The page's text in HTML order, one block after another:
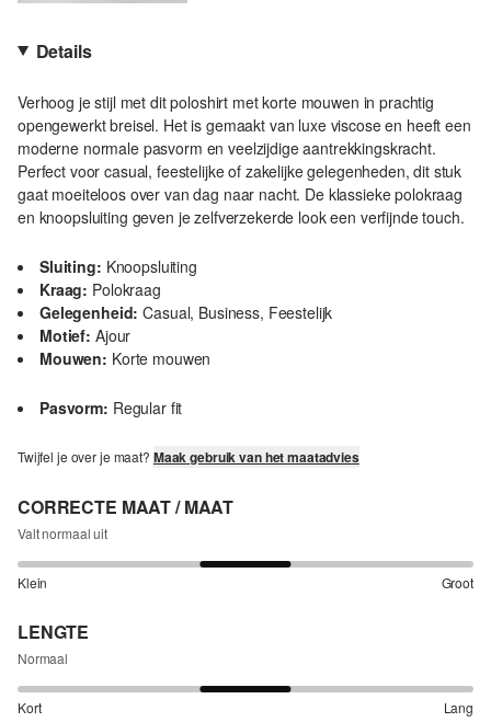
Details
Verhoog je stijl met dit poloshirt met korte mouwen in prachtig
opengewerkt breisel. Het is gemaakt van luxe viscose en heeft een
moderne normale pasvorm en veelzijdige aantrekkingskracht.
Perfect voor casual, feestelijke of zakelijke gelegenheden, dit stuk
gaat moeiteloos over van dag naar nacht. De klassieke polokraag
en knoopsluiting geven je zelfverzekerde look een verfijnde touch.
Sluiting: Knoopsluiting
Kraag: Polokraag
Gelegenheid: Casual, Business, Feestelijk
Motief: Ajour
Mouwen: Korte mouwen
Pasvorm: Regular fit
Twijfel je over je maat? Maak gebruik van het maatadvies
CORRECTE MAAT / MAAT
Valt normaal uit
Klein Groot
LENGTE
Normaal
Kort Lang